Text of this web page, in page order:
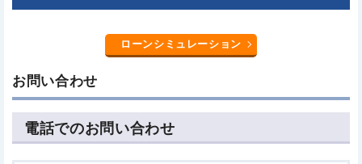
ローンシミュレーション
お問い合わせ
電話でのお問い合わせ